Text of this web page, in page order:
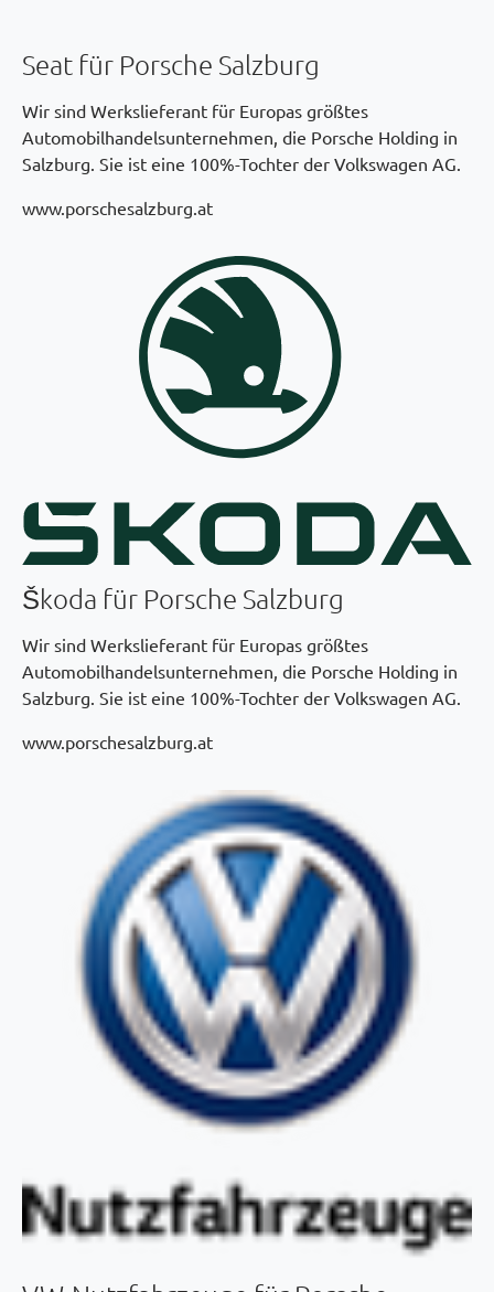
Seat für Porsche Salzburg
Wir sind Werkslieferant für Europas größtes
Automobilhandelsunternehmen, die Porsche Holding in
Salzburg. Sie ist eine 100%-Tochter der Volkswagen AG.
www.porschesalzburg.at
Škoda für Porsche Salzburg
Wir sind Werkslieferant für Europas größtes
Automobilhandelsunternehmen, die Porsche Holding in
Salzburg. Sie ist eine 100%-Tochter der Volkswagen AG.
www.porschesalzburg.at